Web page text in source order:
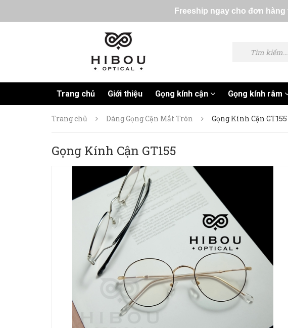
Trang chủ Giới thiệu Gọng kính cận Gọng kính râm
Trang chủ Dáng Gọng Cận Mắt Tròn Gọng Kính Cận GT155
Gọng Kính Cận GT155
Freeship ngay cho đơn hàng